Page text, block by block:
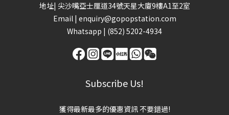
地址| 尖沙嘴亞士厘道34號天星大廈9樓A1至2室
Email | enquiry@gopopstation.com
Whatsapp | (852) 5202-4934
Subscribe Us!
獲得最新最多的優惠資訊 不要錯過!